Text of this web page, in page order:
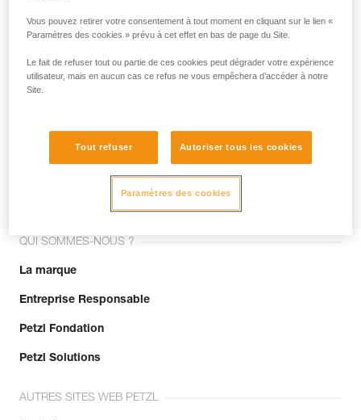
Email *
Rejoignez la communauté !
QUI SOMMES-NOUS ?
La marque
Entreprise Responsable
Petzl Fondation
Petzl Solutions
AUTRES SITES WEB PETZL
Vous pouvez retirer votre consentement à tout moment en cliquant sur le lien «
Paramètres des cookies » prévu à cet effet en bas de page du Site.
Le fait de refuser tout ou partie de ces cookies peut dégrader votre expérience
utilisateur, mais en aucun cas ce refus ne vous empêchera d’accéder à notre
Site.
Tout refuser Autoriser tous les cookies
Paramètres des cookies